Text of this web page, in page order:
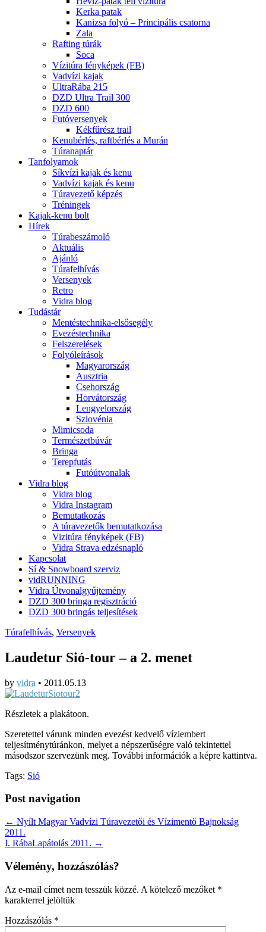
Kerka patak
Kanizsa folyó – Principális csatorna
Zala
Rafting túrák
Soca
Vízitúra fényképek (FB)
Vadvízi kajak
UltraRába 215
DZD Ultra Trail 300
DZD 600
Futóversenyek
Kékfűrész trail
Kenubérlés, raftbérlés a Murán
Túranaptár
Tanfolyamok
Síkvízi kajak és kenu
Vadvízi kajak és kenu
Túravezető képzés
Tréningek
Kajak-kenu bolt
Hírek
Túrabeszámoló
Aktuális
Ajánló
Túrafelhívás
Versenyek
Retro
Vidra blog
Tudástár
Mentéstechnika-elsősegély
Evezéstechnika
Felszerelések
Folyóleírások
Magyarország
Ausztria
Csehország
Horvátország
Lengyelország
Szlovénia
Mimicsoda
Természetbúvár
Bringa
Terepfutás
Futóútvonalak
Vidra blog
Vidra blog
Vidra Instagram
Bemutatkozás
A túravezetők bemutatkozása
Vizitúra fényképek (FB)
Vidra Strava edzésnapló
Kapcsolat
Sí & Snowboard szerviz
vidRUNNING
Vidra Útvonalgyűjtemény
DZD 300 bringa regisztráció
DZD 300 bringás teljesítések
Túrafelhívás, Versenyek
Laudetur Sió-tour – a 2. menet
by vidra • 2011.05.13
Részletek a plakátoon.
Szeretettel várunk minden evezést kedvelő víziembert
teljesítménytúránkon, melyet a népszerűségre való tekintettel
másodszor szervezünk meg. További információk a képre kattintva.
Tags: Sió
Post navigation
← Nyílt Magyar Vadvízi Túravezetői és Vízimentő Bajnokság
2011.
I. RábaLapátolás 2011. →
Vélemény, hozzászólás?
Az e-mail címet nem tesszük közzé. A kötelező mezőket *
karakterrel jelöltük
Hozzászólás *